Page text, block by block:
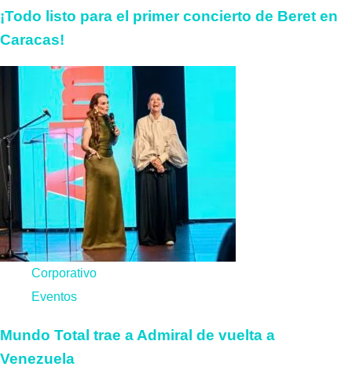
¡Todo listo para el primer concierto de Beret en
Caracas!
Corporativo
Eventos
Mundo Total trae a Admiral de vuelta a
Venezuela